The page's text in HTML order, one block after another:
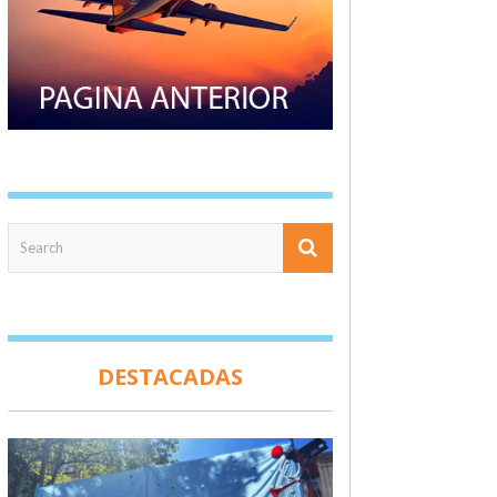
DESTACADAS